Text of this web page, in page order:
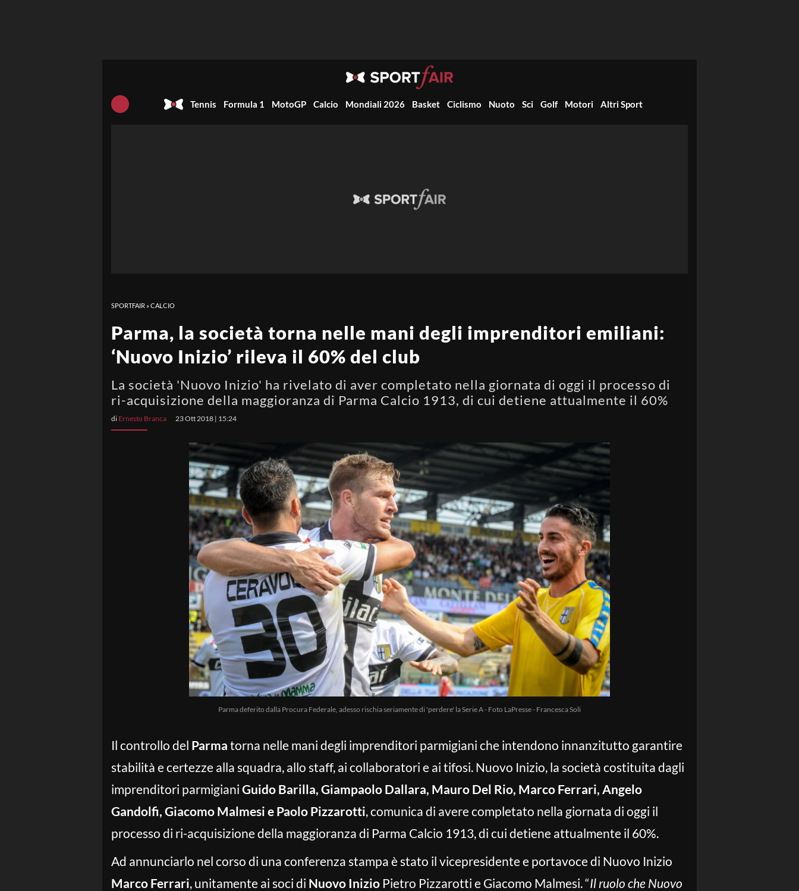
Tennis Formula 1 MotoGP Calcio Mondiali 2026 Basket Ciclismo Nuoto Sci Golf Motori Altri Sport
SPORTFAIR »CALCIO
Parma, la società torna nelle mani degli imprenditori emiliani:
‘Nuovo Inizio’ rileva il 60% del club
La società 'Nuovo Inizio' ha rivelato di aver completato nella giornata di oggi il processo di
ri-acquisizione della maggioranza di Parma Calcio 1913, di cui detiene attualmente il 60%
di Ernesto Branca 23 Ott 2018 | 15:24
Parma deferito dalla Procura Federale, adesso rischia seriamente di 'perdere' la Serie A - Foto LaPresse - Francesca Soli
Il controllo del Parma torna nelle mani degli imprenditori parmigiani che intendono innanzitutto garantire
stabilità e certezze alla squadra, allo staff, ai collaboratori e ai tifosi. Nuovo Inizio, la società costituita dagli
imprenditori parmigiani Guido Barilla, Giampaolo Dallara, Mauro Del Rio, Marco Ferrari, Angelo
Gandolfi, Giacomo Malmesi e Paolo Pizzarotti, comunica di avere completato nella giornata di oggi il
processo di ri-acquisizione della maggioranza di Parma Calcio 1913, di cui detiene attualmente il 60%.
Ad annunciarlo nel corso di una conferenza stampa è stato il vicepresidente e portavoce di Nuovo Inizio
Marco Ferrari, unitamente ai soci di Nuovo Inizio Pietro Pizzarotti e Giacomo Malmesi. “Il ruolo che Nuovo